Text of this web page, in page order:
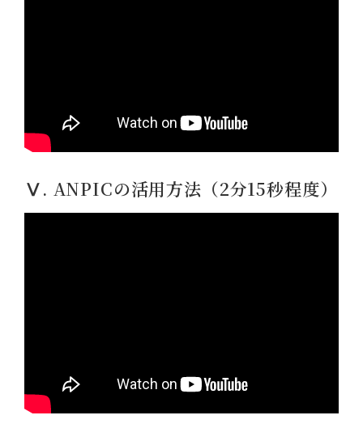
Ⅴ. ANPICの活用方法（2分15秒程度）